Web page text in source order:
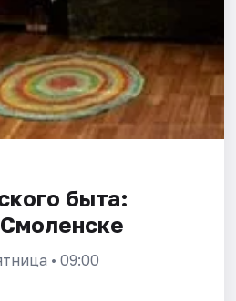
быта:
• 09:00